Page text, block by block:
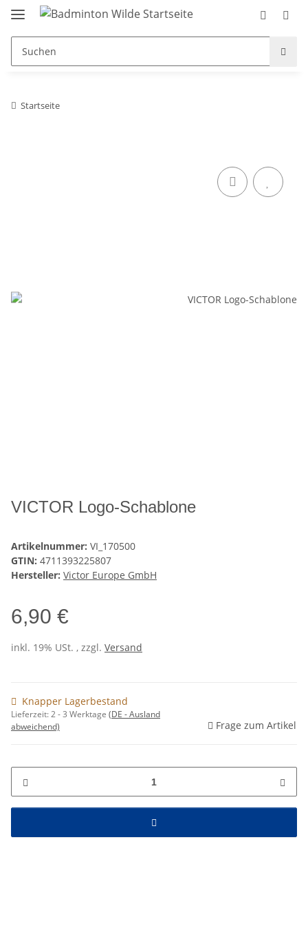
Startseite
VICTOR Logo-Schablone
Artikelnummer: VI_170500
GTIN: 4711393225807
Hersteller: Victor Europe GmbH
6,90 €
inkl. 19% USt. , zzgl. Versand
Knapper Lagerbestand
Lieferzeit:2 - 3 Werktage (DE - Ausland
abweichend)
Frage zum Artikel